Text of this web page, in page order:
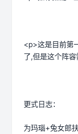
<p>这是目前第
了,但是这个阵
更式日志：
为玛瑙+兔女郎